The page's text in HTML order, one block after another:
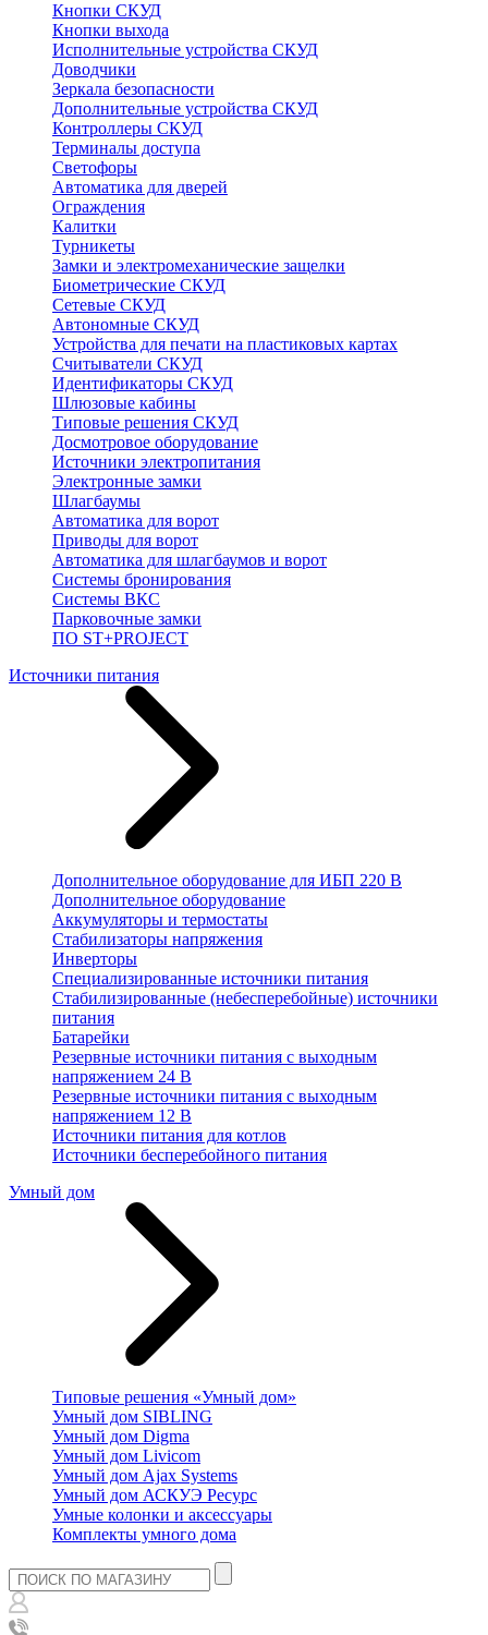
Кнопки СКУД
Кнопки выхода
Исполнительные устройства СКУД
Доводчики
Зеркала безопасности
Дополнительные устройства СКУД
Контроллеры СКУД
Терминалы доступа
Светофоры
Автоматика для дверей
Ограждения
Калитки
Турникеты
Замки и электромеханические защелки
Биометрические СКУД
Сетевые СКУД
Автономные СКУД
Устройства для печати на пластиковых картах
Считыватели СКУД
Идентификаторы СКУД
Шлюзовые кабины
Типовые решения СКУД
Досмотровое оборудование
Источники электропитания
Электронные замки
Шлагбаумы
Автоматика для ворот
Приводы для ворот
Автоматика для шлагбаумов и ворот
Системы бронирования
Системы ВКС
Парковочные замки
ПО ST+PROJECT
Источники питания
Дополнительное оборудование для ИБП 220 В
Дополнительное оборудование
Аккумуляторы и термостаты
Стабилизаторы напряжения
Инверторы
Специализированные источники питания
Стабилизированные (небесперебойные) источники
питания
Батарейки
Резервные источники питания с выходным
напряжением 24 В
Резервные источники питания с выходным
напряжением 12 В
Источники питания для котлов
Источники бесперебойного питания
Умный дом
Типовые решения «Умный дом»
Умный дом SIBLING
Умный дом Digma
Умный дом Livicom
Умный дом Ajax Systems
Умный дом АСКУЭ Ресурс
Умные колонки и аксессуары
Комплекты умного дома